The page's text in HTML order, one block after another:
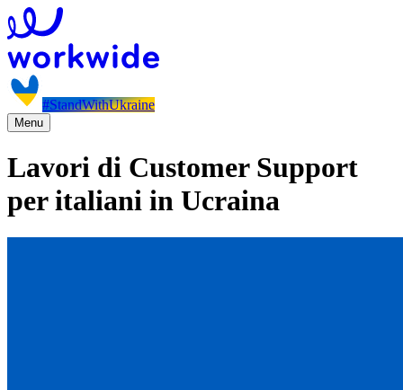
#StandWithUkraine
Menu
Lavori di Customer Support
per italiani in Ucraina